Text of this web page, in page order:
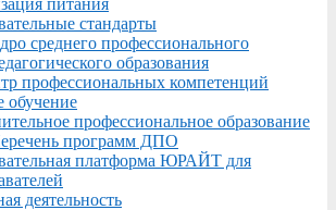
питания
стандарты
среднего профессионального
образования
профессиональных компетенций
обучение
профессиональное образование
программ ДПО
платформа ЮРАЙТ для
деятельность